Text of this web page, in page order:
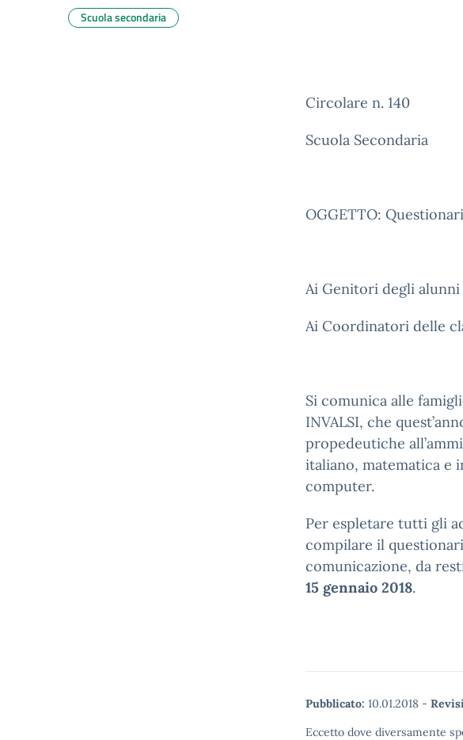
Circolare n. 140
Scuola Secondaria
OGGETTO:
Ai Genitori degli
Ai Coordinatori delle
Si comunica alle
INVALSI, che
propedeutiche
italiano, matematica e
computer.
Per espletare tutti gli
compilare il
comunicazione, da
15 gennaio 2018.
Pubblicato: 10.01.2018 -
Eccetto dove diversamente
Scuola secondaria